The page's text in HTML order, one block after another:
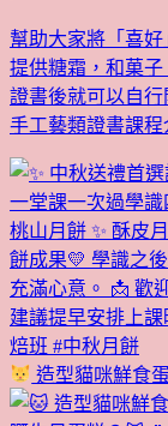
幫助大家將「喜
提供糖霜，和菓
證書後就可以自
手工藝類證書課程
造型貓咪鮮食